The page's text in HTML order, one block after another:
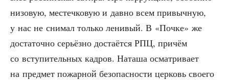
низо­вую, местеч­ко­вую и дав­но всем при­выч­ную,
у нас не сни­мал толь­ко лени­вый. В «Поч­ке» же
доста­точ­но серьёз­но доста­ёт­ся РПЦ, при­чём
со всту­пи­тель­ных кад­ров. Ната­ша осмат­ри­ва­ет
на пред­мет пожар­ной без­опас­но­сти цер­ковь сво­е­го